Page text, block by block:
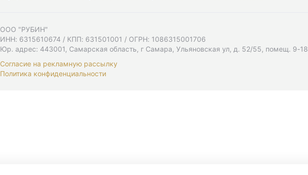
ООО "РУБИН"
ИНН: 6315610674 / КПП: 631501001 / ОГРН: 1086315001706
Юр. адрес: 443001, Самарская область, г Самара, Ульяновская ул, д. 52/55, помещ. 9-18
Согласие на рекламную рассылку
Политика конфиденциальности